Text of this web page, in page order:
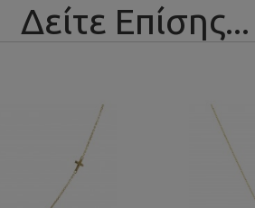
Δείτε Επίσης...